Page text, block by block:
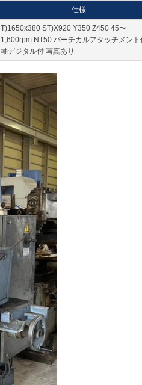
仕様
T)1650x380 ST)X920 Y350 Z450 45〜
1,600rpm NT50 バーチカルアタッチメント
軸デジタル付 写真あり